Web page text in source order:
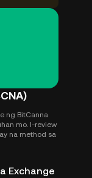
ng BitCanna
mo. I-review
na method sa
Exchange